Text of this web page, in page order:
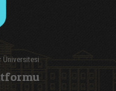
Üniversitesi